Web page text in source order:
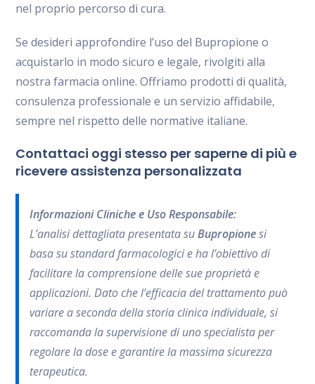
nel proprio percorso di cura.
Se desideri approfondire l’uso del Bupropione o
acquistarlo in modo sicuro e legale, rivolgiti alla
nostra farmacia online. Offriamo prodotti di qualità,
consulenza professionale e un servizio affidabile,
sempre nel rispetto delle normative italiane.
Contattaci oggi stesso per saperne di più e
ricevere assistenza personalizzata
Informazioni Cliniche e Uso Responsabile:
L’analisi dettagliata presentata suBupropionesi
basa su standard farmacologici e ha l’obiettivo di
facilitare la comprensione delle sue proprietà e
applicazioni. Dato che l’efficacia del trattamento può
variare a seconda della storia clinica individuale, si
raccomanda la supervisione di uno specialista per
regolare la dose e garantire la massima sicurezza
terapeutica.